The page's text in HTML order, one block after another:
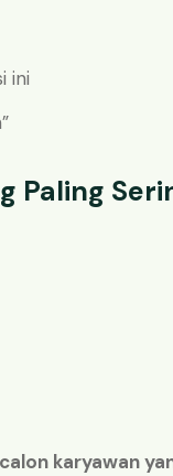
ini
Paling
calon karyawan